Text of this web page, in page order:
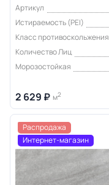
Артикул
Истираемость (PEI)
Класс противоскольжения
Количество Лиц
Морозостойкая
2 629 ₽ м2
Распродажа
Интернет-магазин